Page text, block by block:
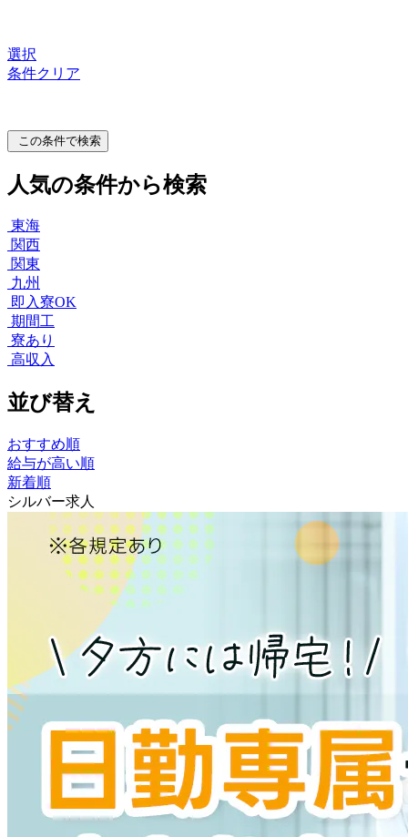
選択
条件クリア
この条件で検索
人気の条件から検索
東海
関西
関東
九州
即入寮OK
期間工
寮あり
高収入
並び替え
おすすめ順
給与が高い順
新着順
シルバー求人